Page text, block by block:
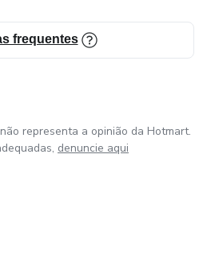
frequentes
representa a opinião da Hotmart.
denuncie aqui